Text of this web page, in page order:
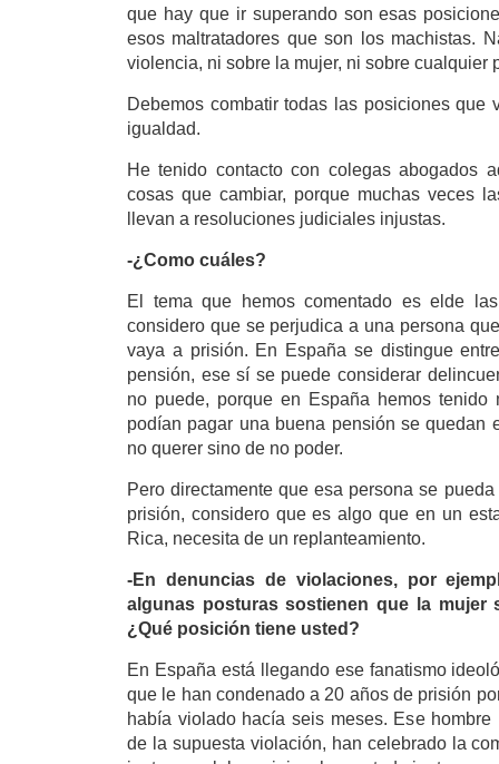
que hay que ir superando son esas
esos maltratadores que son los machistas.
violencia, ni sobre la mujer, ni sobre cualquier
Debemos combatir todas las posiciones que
igualdad.
He tenido contacto con colegas abogados
cosas que cambiar, porque muchas veces
llevan a resoluciones judiciales injustas.
-¿Como cuáles?
El tema que hemos comentado es elde
considero que se perjudica a una persona
vaya a prisión. En España se distingue
pensión, ese sí se puede considerar
no puede, porque en España hemos tenido
podían pagar una buena pensión se quedan
no querer sino de no poder.
Pero directamente que esa persona se
prisión, considero que es algo que en un
Rica, necesita de un replanteamiento.
-En denuncias de violaciones, por
algunas posturas sostienen que la mujer
¿Qué posición tiene usted?
En España está llegando ese fanatismo
que le han condenado a 20 años de prisión
había violado hacía seis meses. Ese
de la supuesta violación, han celebrado la